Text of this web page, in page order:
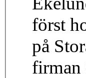
först
på
firman